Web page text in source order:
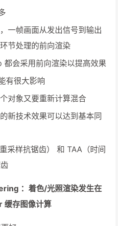
一帧画面从发出信号到输出
节处理的前向渲染
都会采用前向渲染以提高效果
有很大影响
对象又要重新计算混合
新技术效果可以达到基本同
采样抗锯齿） 和 TAA（时间
：着色/光照渲染发生在
缓存图像计算